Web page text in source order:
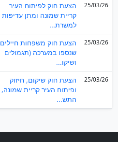
25/03/26
הצעת חוק לפיתוח העיר
קריית שמונה ומתן עדיפות
למשרת...
25/03/26
הצעת חוק משפחות חיילים
שנספו במערכה (תגמולים
ושיקו...
25/03/26
הצעת חוק שיקום, חיזוק
ופיתוח העיר קריית שמונה,
התש...